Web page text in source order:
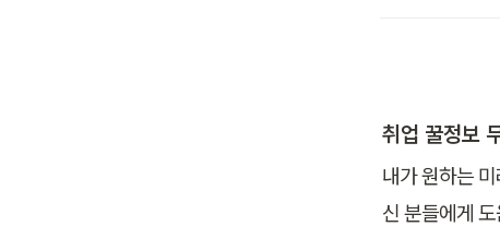
취업 꿀정보
내가 원하는
신 분들에게